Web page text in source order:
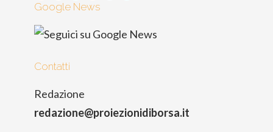
Google News
Contatti
Redazione
redazione@proiezionidiborsa.it